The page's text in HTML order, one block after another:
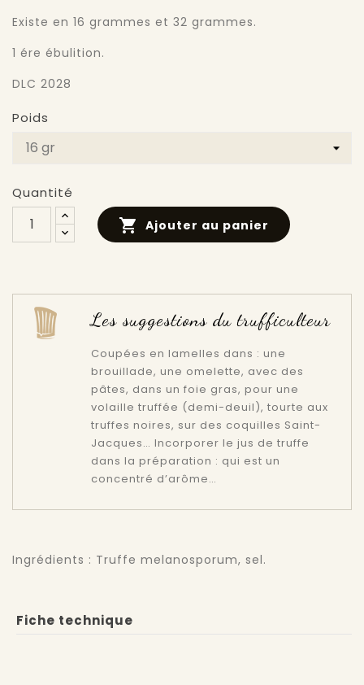
Existe en 16 grammes et 32 grammes.
1 ére ébulition.
DLC 2028
Poids
Quantité
 Ajouter au panier
Les suggestions du trufficulteur
Coupées en lamelles dans : une
brouillade, une omelette, avec des
pâtes, dans un foie gras, pour une
volaille truffée (demi-deuil), tourte aux
truffes noires, sur des coquilles Saint-
Jacques… Incorporer le jus de truffe
dans la préparation : qui est un
concentré d’arôme…
Ingrédients : Truffe melanosporum, sel.
Fiche technique